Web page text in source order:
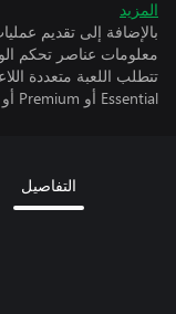
المزيد
بالإضافة إلى تقديم
معلومات عناصر تحكم
Essential أو Premium أو Ultimate (اشتراكات تُباع بشكل منفصل).
التفاصيل